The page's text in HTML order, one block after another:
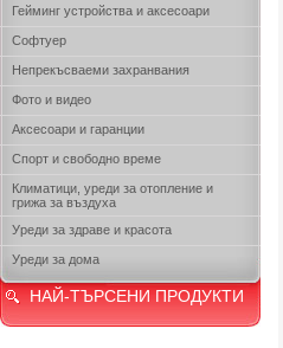
Гейминг устройства и аксесоари
Софтуер
Непрекъсваеми захранвания
Фото и видео
Аксесоари и гаранции
Спорт и свободно време
Климатици, уреди за отопление и
грижа за въздуха
Уреди за здраве и красота
Уреди за дома
НАЙ-ТЪРСЕНИ ПРОДУКТИ